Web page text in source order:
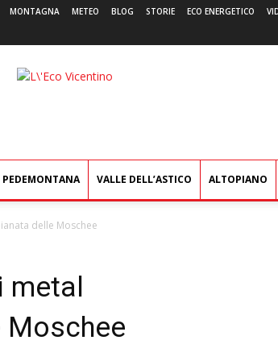
MONTAGNA METEO BLOG STORIE ECO ENERGETICO
L'Eco
PEDEMONTANA VALLE DELL’ASTICO ALTOPIANO
delle Moschee